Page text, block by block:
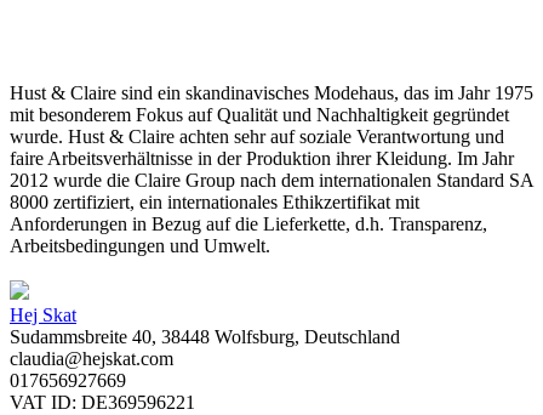
Hust & Claire sind ein skandinavisches Modehaus, das im Jahr 1975
mit besonderem Fokus auf Qualität und Nachhaltigkeit gegründet
wurde. Hust & Claire achten sehr auf soziale Verantwortung und
faire Arbeitsverhältnisse in der Produktion ihrer Kleidung. Im Jahr
2012 wurde die Claire Group nach dem internationalen Standard SA
8000 zertifiziert, ein internationales Ethikzertifikat mit
Anforderungen in Bezug auf die Lieferkette, d.h. Transparenz,
Arbeitsbedingungen und Umwelt.
Hej Skat
Sudammsbreite 40, 38448 Wolfsburg, Deutschland
claudia@hejskat.com
017656927669
VAT ID: DE369596221